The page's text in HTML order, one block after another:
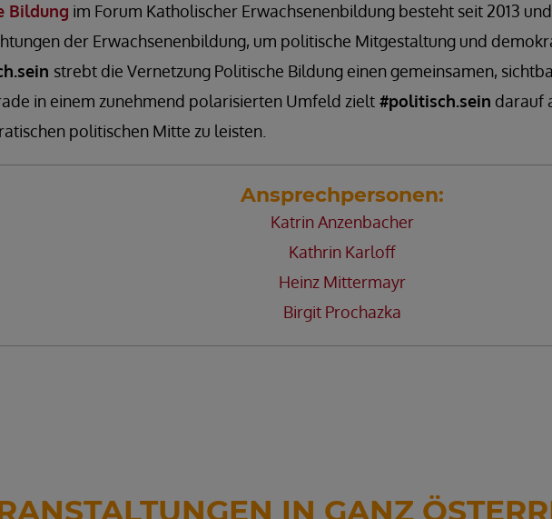
Bildung im Forum Katholischer Erwachsenenbildung besteht seit 2013
der Erwachsenenbildung, um politische Mitgestaltung und
strebt die Vernetzung Politische Bildung einen gemeinsamen,
in einem zunehmend polarisierten Umfeld zielt #politisch.sein darauf
politischen Mitte zu leisten.
Ansprechpersonen:
Katrin Anzenbacher
Kathrin Karloff
Heinz Mittermayr
Birgit Prochazka
IN GANZ